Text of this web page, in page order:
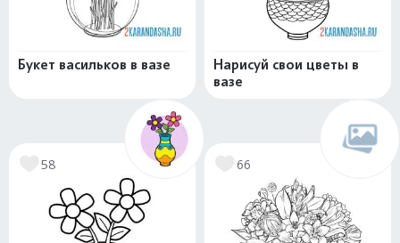
Букет васильков в вазе
Нарисуй свои цветы в
вазе
58 66